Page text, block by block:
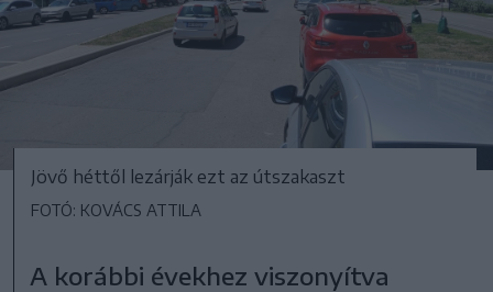
Jövő héttől lezárják ezt az útszakaszt
FOTÓ: KOVÁCS ATTILA
A korábbi évekhez viszonyítva